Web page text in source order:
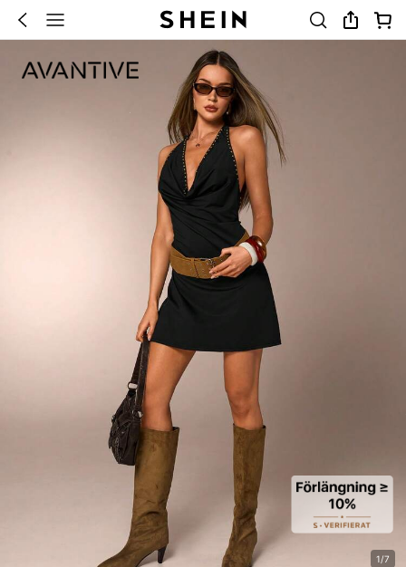
1/7